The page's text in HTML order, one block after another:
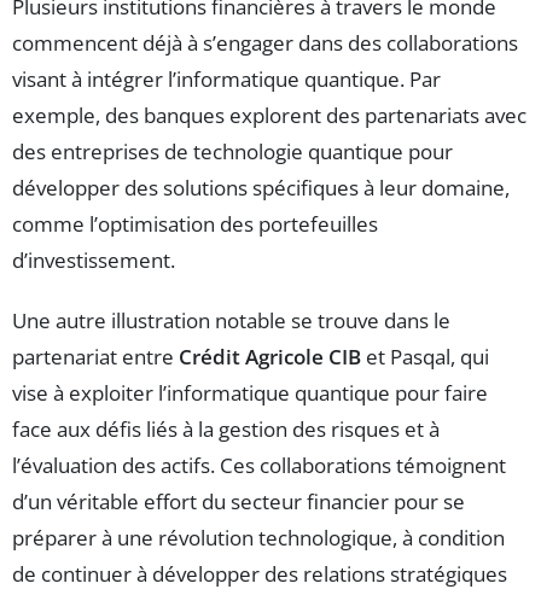
Plusieurs institutions financières à travers le monde
commencent déjà à s’engager dans des collaborations
visant à intégrer l’informatique quantique. Par
exemple, des banques explorent des partenariats avec
des entreprises de technologie quantique pour
développer des solutions spécifiques à leur domaine,
comme l’optimisation des portefeuilles
d’investissement.
Une autre illustration notable se trouve dans le
partenariat entre Crédit Agricole CIB et Pasqal, qui
vise à exploiter l’informatique quantique pour faire
face aux défis liés à la gestion des risques et à
l’évaluation des actifs. Ces collaborations témoignent
d’un véritable effort du secteur financier pour se
préparer à une révolution technologique, à condition
de continuer à développer des relations stratégiques